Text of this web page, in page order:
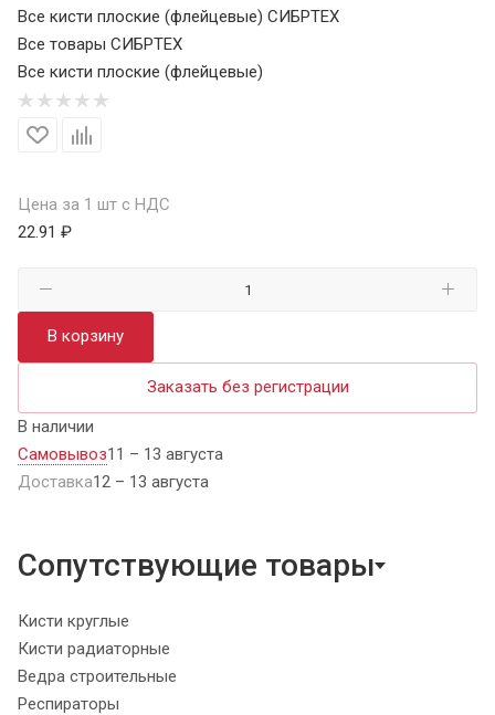
Все кисти плоские (флейцевые) СИБРТЕХ
Все товары СИБРТЕХ
Все кисти плоские (флейцевые)
Цена за 1 шт с НДС
22.91 ₽
В корзину
Заказать без регистрации
В наличии
Самовывоз11 – 13 августа
Доставка12 – 13 августа
Сопутствующие товары
Кисти круглые
Кисти радиаторные
Ведра строительные
Респираторы